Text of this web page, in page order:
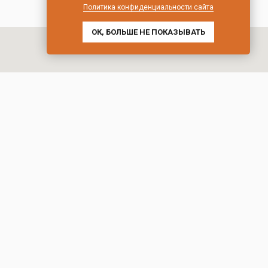
Политика конфиденциальности сайта
ОК, БОЛЬШЕ НЕ ПОКАЗЫВАТЬ